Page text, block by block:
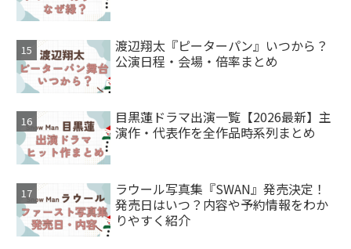
渡辺翔太『ピーターパン』いつから？
公演日程・会場・倍率まとめ
目黒蓮ドラマ出演一覧【2026最新】主
演作・代表作を全作品時系列まとめ
ラウール写真集『SWAN』発売決定！
発売日はいつ？内容や予約情報をわか
りやすく紹介